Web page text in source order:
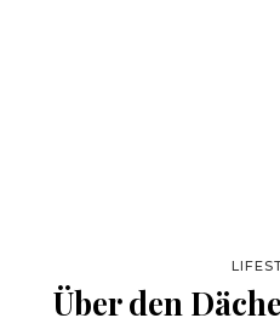
Über den